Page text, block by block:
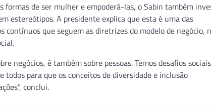
de ser mulher e empoderá-las, o Sabin também
estereótipos. A presidente explica que esta é uma das
contínuos que seguem as diretrizes do modelo de negócio,
negócios, é também sobre pessoas. Temos desafios
para que os conceitos de diversidade e inclusão
conclui.